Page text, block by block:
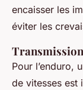
encaisser les
éviter les
Pour l’enduro,
de vitesses est